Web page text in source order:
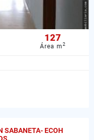
127
Área m2
SABANETA- ECOH